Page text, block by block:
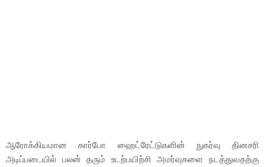
ஆரோக்கியமான கார்போ ஹைட்ரேட்டுகளின் நுகர்வு தினசரி
அடிப்படையில் பலன் தரும் உடற்பயிற்சி அமர்வுகளை நடத்துவதற்கு